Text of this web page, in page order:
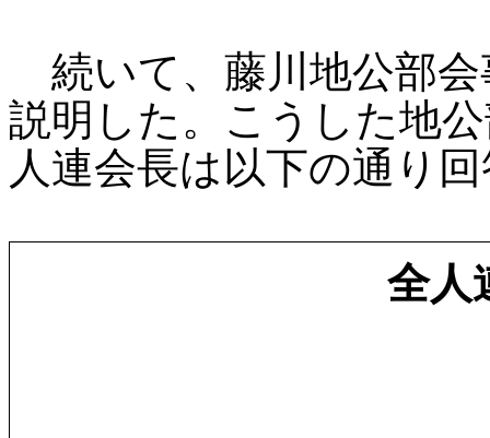
続いて、藤川地公部会
説明した。こうした地
人連会長は以下の通り
全人